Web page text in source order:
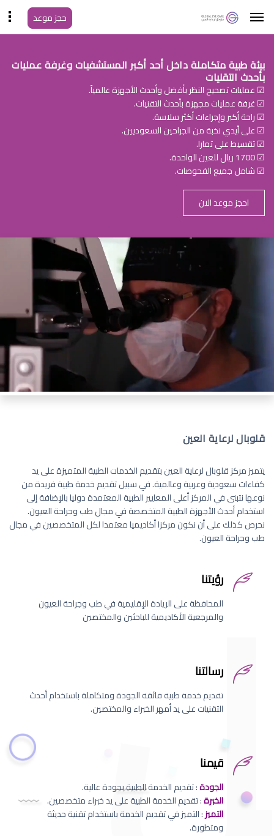
حجز موعد
بيئة طبية متكاملة داخل أحد أكبر المستشفيات وغرفة عمليات
بأحدث التقنيات
☑ عمليات تصحيح النظر بأفضل وأحدث الأجهزة عالمياً.
☑ غرفة عمليات مجهزة بأحدث التقنيات.
☑ راحة أكبر وإجراءات أكثر سلاسة.
☑ على أيدي نخبة من الجراحين السعوديين.
☑ تقسيط على تمارا.
☑ 1700 ريال للعين الواحدة.
☑ شامل جميع الفحوصات.
احجز موعد الان
قلوبال لرعاية العين
يتميز مركز قلوبال لرعاية العين بتقديم الخدمات الطبية المتميزة على يد
كفاءات سعودية وعربية وعالمية. في سبيل تقديم خدمة طبية فريدة من
نوعها نتبنى في المركز أعلى المعايير الطبية المعتمدة دوليا بالإضافة إلى
استخدام أحدث الأجهزة الطبية المتخصصة في مجال طب وجراحة العيون.
نحرص كذلك على أن نكون مركزا أكاديميا معتمدا لكل المتخصصين في مجال
طب وجراحة العيون.
رؤيتنا
المحافظة على الريادة الإقليمية في طب وجراحة العيون
والمرجعية الأكاديمية للباحثين والمختصين
رسالتنا
تقديم خدمة طبية فائقة الجودة ومتكاملة باستخدام أحدث
التقنيات على يد أمهر الخبراء والمختصين.
قيمنا
الجودة: تقديم الخدمة الطبية بجودة عالية.
الخبرة: تقديم الخدمة الطبية على يد خبراء متخصصين.
التميز: التميز في تقديم الخدمة باستخدام تقنية حديثة
ومتطورة.